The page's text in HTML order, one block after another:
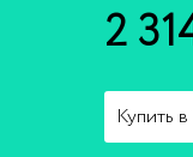
2
Купить